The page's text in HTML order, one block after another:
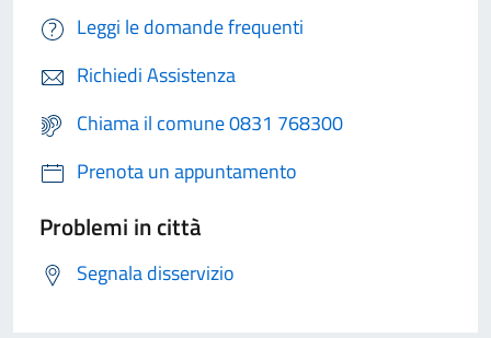
Leggi le domande frequenti
Richiedi Assistenza
Chiama il comune 0831 768300
Prenota un appuntamento
Problemi in città
Segnala disservizio